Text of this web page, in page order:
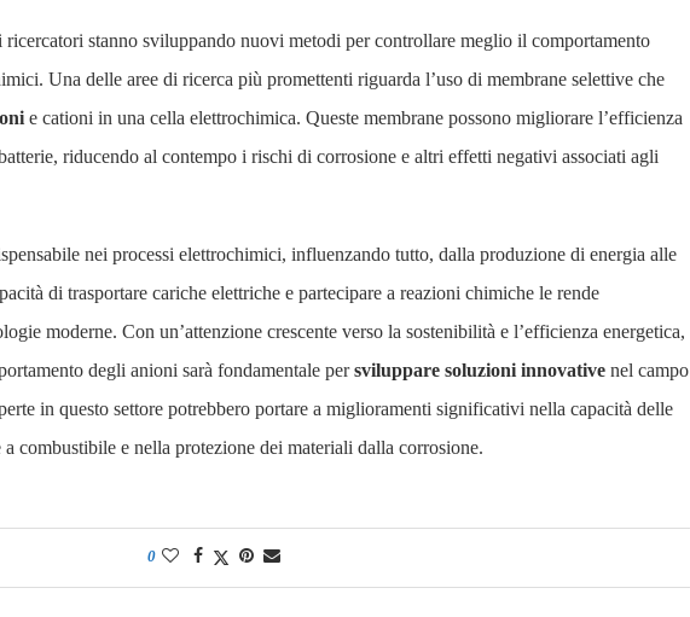
ricercatori stanno sviluppando nuovi metodi per controllare meglio il comportamento
Una delle aree di ricerca più promettenti riguarda l’uso di membrane selettive che
e cationi in una cella elettrochimica. Queste membrane possono migliorare l’efficienza
riducendo al contempo i rischi di corrosione e altri effetti negativi associati agli
nei processi elettrochimici, influenzando tutto, dalla produzione di energia alle
di trasportare cariche elettriche e partecipare a reazioni chimiche le rende
moderne. Con un’attenzione crescente verso la sostenibilità e l’efficienza energetica,
degli anioni sarà fondamentale persviluppare soluzioni innovative nel campo
in questo settore potrebbero portare a miglioramenti significativi nella capacità delle
combustibile e nella protezione dei materiali dalla corrosione.
0